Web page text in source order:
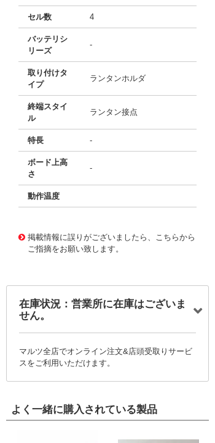
セル数 4
バッテリシ
リーズ
-
取り付けタ
イプ
ランタンホルダ
終端スタイ
ル
ランタン接点
特長 -
ボード上高
さ
-
動作温度
掲載情報に誤りがございましたら、こちらから
ご指摘をお願い致します。
在庫状況：営業所に在庫はございま
せん。
マルツ全店でオンライン注文&店頭受取りサービ
スをご利用いただけます。
よく一緒に購入されている製品